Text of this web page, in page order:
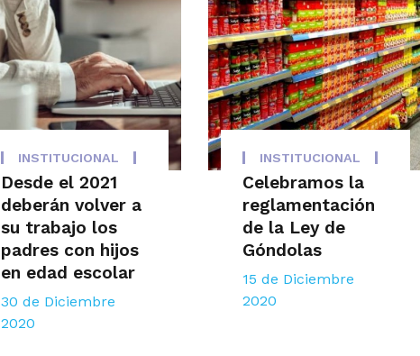
INSTITUCIONAL
Desde el 2021
deberán volver a
su trabajo los
padres con hijos
en edad escolar
30 de Diciembre
2020
INSTITUCIONAL
Celebramos la
reglamentación
de la Ley de
Góndolas
15 de Diciembre
2020